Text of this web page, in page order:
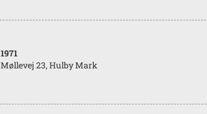
1971
Møllevej 23, Hulby Mark